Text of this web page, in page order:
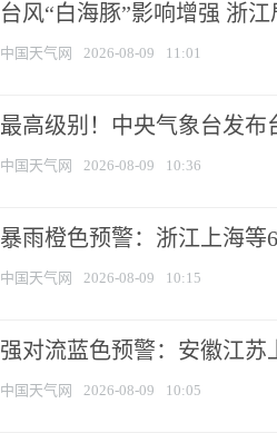
台风“白海豚”影响增强 浙
中国天气网 2026-08-09 11:01
最高级别！中央气象台发布
中国天气网 2026-08-09 10:36
暴雨橙色预警：浙江上海等
中国天气网 2026-08-09 10:15
强对流蓝色预警：安徽江苏
中国天气网 2026-08-09 10:05